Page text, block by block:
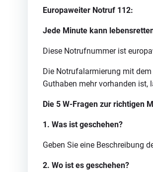
Europaweiter Notruf 112:
Jede Minute kann
Diese Notrufnummer ist
Die Notrufalarmierung mit
Guthaben mehr vorhanden
Die 5 W-Fragen zur richtigen
1. Was ist geschehen?
Geben Sie eine Beschreibung
2. Wo ist es geschehen?